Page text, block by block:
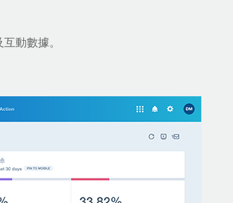
動數據。